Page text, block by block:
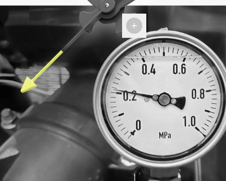
Aiguilles